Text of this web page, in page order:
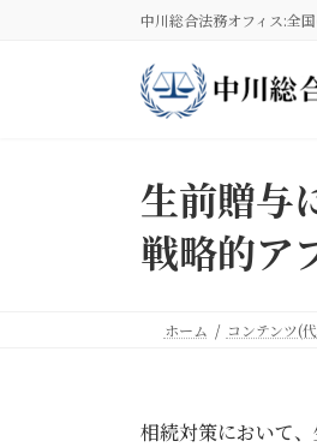
中川総合法務オフィス:全
生前贈与
戦略的ア
ホーム コンテンツ(
相続対策において